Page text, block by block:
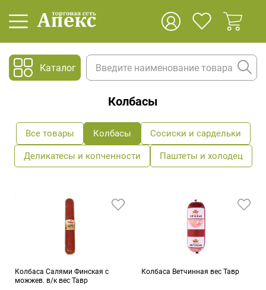
Каталог
Колбасы
Все товары Колбасы Сосиски и сардельки
Деликатесы и копченности Паштеты и холодец
Колбаса Салями Финская с
можжев. в/к вес Тавр
Колбаса Ветчинная вес Тавр